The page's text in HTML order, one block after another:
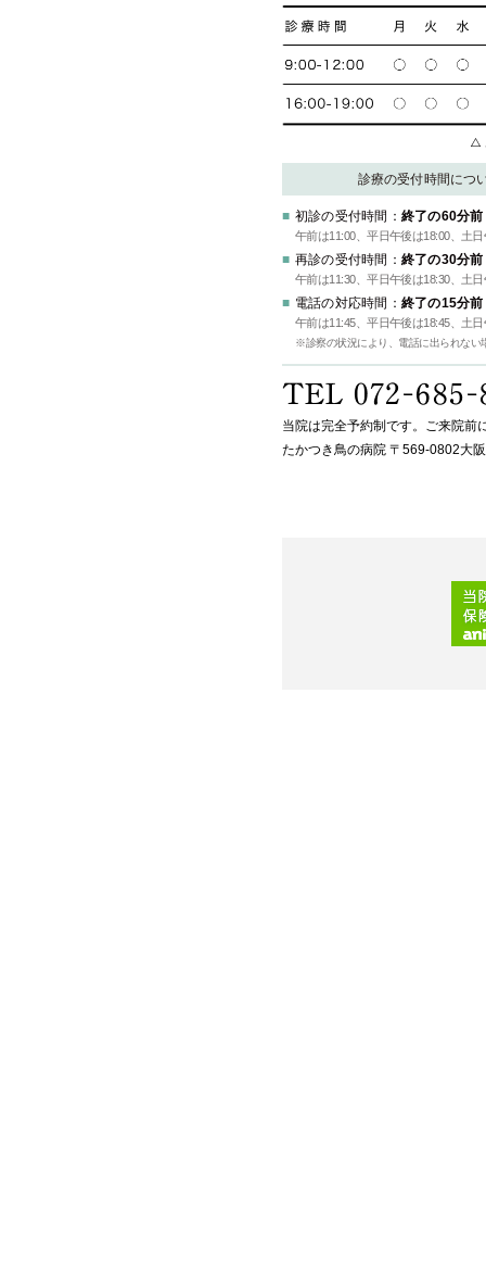
診療の受付時間につ
初診の受付時間： 終了の60分前
午前は11:00、平日午後は18:00、土
再診の受付時間： 終了の30分前
午前は11:30、平日午後は18:30、土
電話の対応時間： 終了の15分前
午前は11:45、平日午後は18:45、土
※診察の状況により、電話に出られない
当院は完全予約制です。ご来院前
たかつき鳥の病院 〒569-0802大